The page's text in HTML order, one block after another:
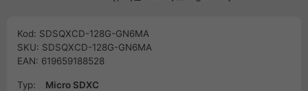
Kod: SDSQXCD-128G-GN6MA
SKU: SDSQXCD-128G-GN6MA
EAN: 619659188528
Typ:
Micro SDXC